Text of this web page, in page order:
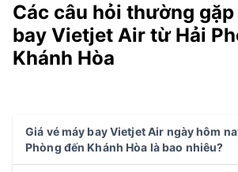
Các câu hỏi thường
bay Vietjet Air từ Hải
Khánh Hòa
Giá vé máy bay Vietjet Air ngày hôm
Phòng đến Khánh Hòa là bao nhiêu?